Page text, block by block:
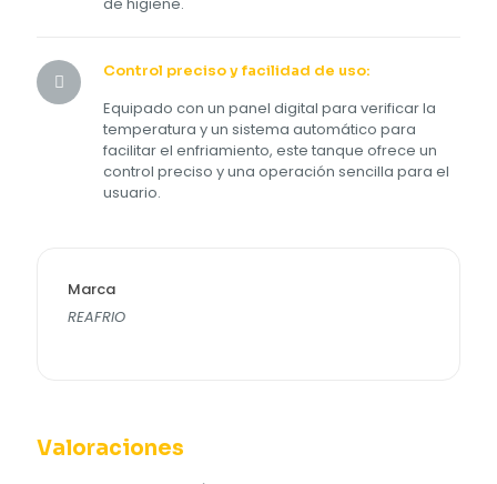
Control preciso y facilidad de uso:
Equipado con un panel digital para verificar la
temperatura y un sistema automático para
facilitar el enfriamiento, este tanque ofrece un
control preciso y una operación sencilla para el
usuario.
Marca
REAFRIO
Valoraciones